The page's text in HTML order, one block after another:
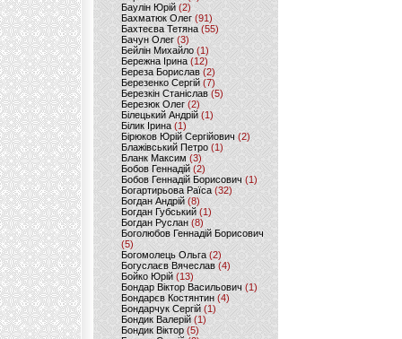
Баулін Юрій (2)
Бахматюк Олег (91)
Бахтеєва Тетяна(55)
Бачун Олег (3)
Бейлін Михайло (1)
Бережна Ірина(12)
Береза Борислав(2)
Березенко Сергій (7)
Березкін Станіслав (5)
Березюк Олег(2)
Білецький Андрій (1)
Білик Ірина (1)
Бірюков Юрій Сергійович (2)
Блажівський Петро (1)
Бланк Максим(3)
Бобов Геннадій (2)
Бобов Геннадій Борисович (1)
Богартирьова Раїса (32)
Богдан Андрій(8)
Богдан Губський (1)
Богдан Руслан(8)
Боголюбов Геннадій Борисович
(5)
Богомолець Ольга (2)
Богуслаєв Вячеслав (4)
Бойко Юрій (13)
Бондар Віктор Васильович (1)
Бондарєв Костянтин (4)
Бондарчук Сергій(1)
Бондик Валерій (1)
Бондик Віктор(5)